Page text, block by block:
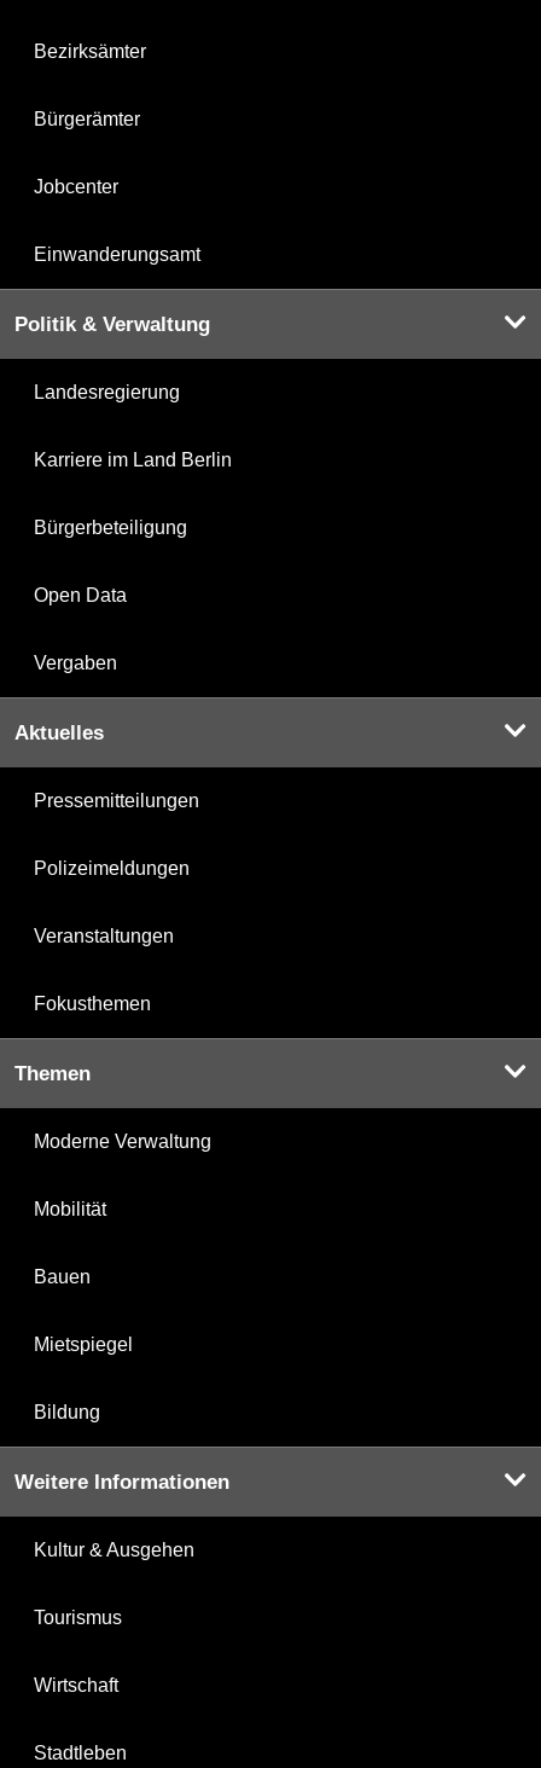
Bezirksämter
Bürgerämter
Jobcenter
Einwanderungsamt
Politik & Verwaltung
Landesregierung
Karriere im Land Berlin
Bürgerbeteiligung
Open Data
Vergaben
Aktuelles
Pressemitteilungen
Polizeimeldungen
Veranstaltungen
Fokusthemen
Themen
Moderne Verwaltung
Mobilität
Bauen
Mietspiegel
Bildung
Weitere Informationen
Kultur & Ausgehen
Tourismus
Wirtschaft
Stadtleben